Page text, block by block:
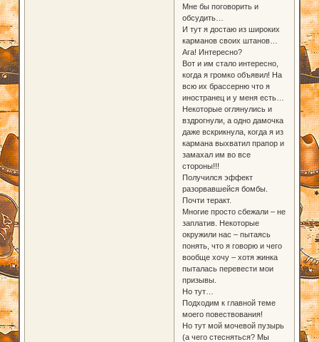
Мне бы поговорить и
обсудить…
И тут я достаю из широких
карманов своих штанов…
Ага! Интересно?
Вот и им стало интересно,
когда я громко объявил! На
всю их брассерню что я
иностранец и у меня есть…
Некоторые оглянулись и
вздрогнули, а одно дамочка
даже вскрикнула, когда я из
кармана выхватил прапор и
замахал им во все
стороны!!!
Получился эффект
разорвавшейся бомбы.
Почти теракт.
Многие просто сбежали – не
заплатив. Некоторые
окружили нас – пытаясь
понять, что я говорю и чего
вообще хочу – хотя жинка
пыталась перевести мои
призывы.
Но тут…
Подходим к главной теме
моего повествования!
Но тут мой мочевой пузырь
(а чего стесняться? Мы